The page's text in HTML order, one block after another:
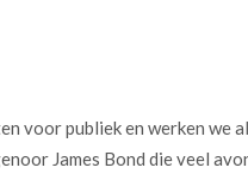
voor publiek en werken we
James Bond die veel